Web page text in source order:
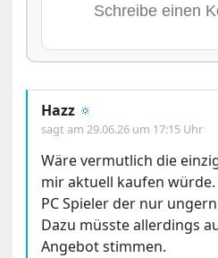
Hazz 🔅
sagt am29.06.26 um 17:15 Uhr
Wäre vermutlich die
mir aktuell kaufen
PC Spieler der nur
Dazu müsste allerdings
Angebot stimmen.